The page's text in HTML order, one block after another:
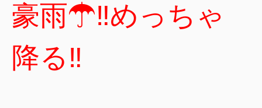
豪雨☂‼めっちゃ
降る‼